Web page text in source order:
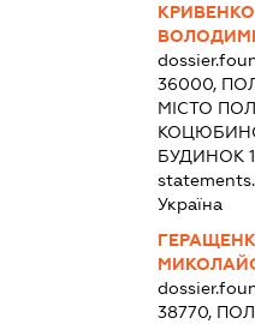
36000,
МІСТО
БУДИНОК
Україна
38770,